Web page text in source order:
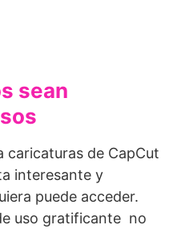
sean
de CapCut
interesante y
puede acceder.
uso gratificante no